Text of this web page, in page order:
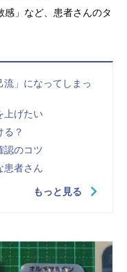
感」など、患者さんのタ
」になってしまっ
上げたい
る？
認のコツ
患者さん
もっと見る